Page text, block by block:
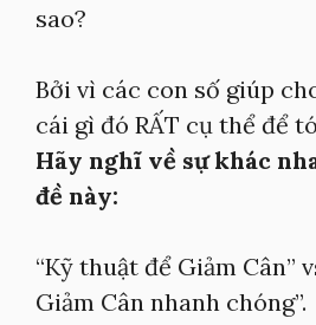
sao?
Bởi vì các con số giúp
cái gì đó RẤT cụ thể để
Hãy nghĩ về sự khác
đề này:
“Kỹ thuật để Giảm Cân”
Giảm Cân nhanh chóng”.